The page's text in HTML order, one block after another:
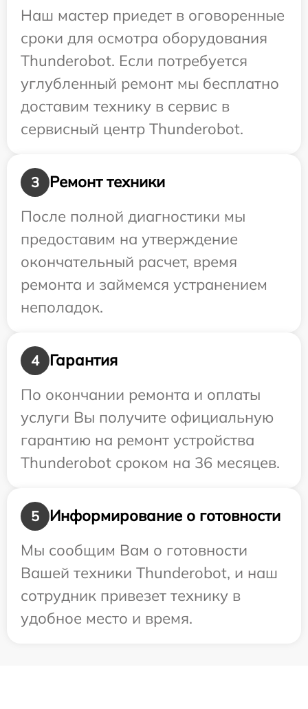
Наш мастер приедет в оговоренные
сроки для осмотра оборудования
Thunderobot. Если потребуется
углубленный ремонт мы бесплатно
доставим технику в сервис в
сервисный центр Thunderobot.
3
Ремонт техники
После полной диагностики мы
предоставим на утверждение
окончательный расчет, время
ремонта и займемся устранением
неполадок.
4
Гарантия
По окончании ремонта и оплаты
услуги Вы получите официальную
гарантию на ремонт устройства
Thunderobot сроком на 36 месяцев.
5
Информирование о готовности
Мы сообщим Вам о готовности
Вашей техники Thunderobot, и наш
сотрудник привезет технику в
удобное место и время.